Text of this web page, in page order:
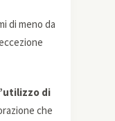
di meno da
di
che